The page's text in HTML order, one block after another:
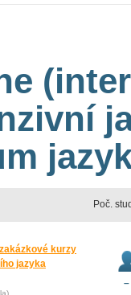
Poč.
zakázkové kurzy
jazyka
–